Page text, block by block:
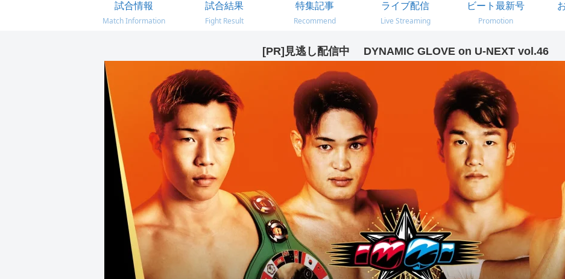
試合情報
Match Information
試合結果
Fight Result
特集記事
Recommend
ライブ配信
Live Streaming
ビート最新号
Promotion
[PR]見逃し配信中 DYNAMIC GLOVE on U-NEXT vol.46